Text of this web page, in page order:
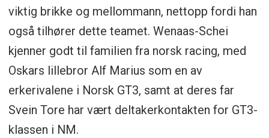
viktig brikke og mellommann, nettopp fordi han
også tilhører dette teamet. Wenaas-Schei
kjenner godt til familien fra norsk racing, med
Oskars lillebror Alf Marius som en av
erkerivalene i Norsk GT3, samt at deres far
Svein Tore har vært deltakerkontakten for GT3-
klassen i NM.